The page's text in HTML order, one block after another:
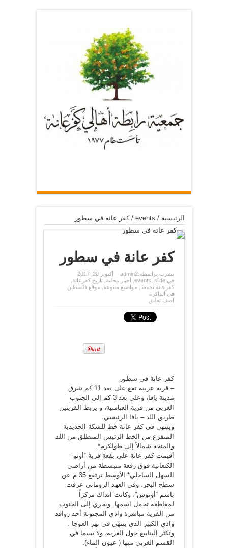
الرئيسية /
events
/كفر عانة في سطور
كفر عانة في سطور
نشرت بواسطة:admin2
أكتوبر 20, 2017
في
events slide أخبار محلية ,تاريخ كفرعانة
كفرعانة تجمعنا
مواضيع متنوعة
موقع فلسطين
في الذاكرة
اضف تعليق
كفر عانة في سطور
– قرية عربية تقع على بعد 11 كم شرق
مدينة يافا، وعلى بعد 3 كم إلى الجنوب
الغربي من قرية العباسية، و يربط القريتين
طريق اللد – يافا الرئيسي.
وينتهي فى كفر عانة خط للسكة الحديدية
المتفرع من الخط الرئيس المنطلق من اللد
والمتجه شمالاً إلى طولكرم*.
أقيمت كفر عانة على بقعة قرية “أونو”
الكنعانية فوق رقعة منبسطة من أراضي
السهل الساحلي* الأوسط ترتفع 35 م عن
سطح البحر. وفي العهد الروماني عرفت
باسم “أونوس”، وكانت آنذاك مركزاً
لمقاطعة تحمل اسمها. ويجري إلى الجنوب
من القرية مباشرة وادي المجنونة أحد روافد
وادي الكبير الذي ينتهي في نهر العوجا .
وتكثر الينابيع حول القرية، ولا سيما في
القسم الغربي منها ( عيون الماء).